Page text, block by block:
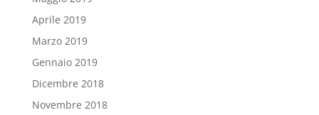
Aprile 2019
Marzo 2019
Gennaio 2019
Dicembre 2018
Novembre 2018